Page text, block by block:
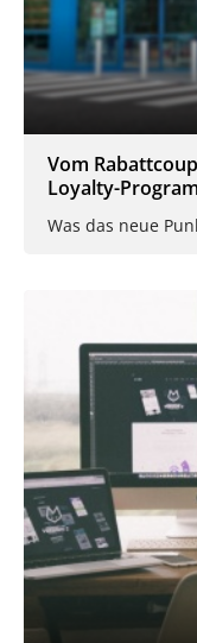
Vom
Loyalty-
Was das neue